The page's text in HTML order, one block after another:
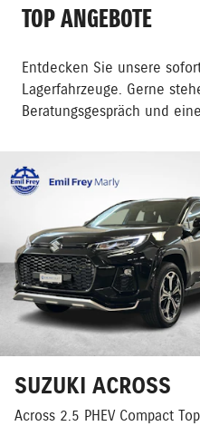
TOP ANGEBOTE
Entdecken Sie unsere
Lagerfahrzeuge. Gerne
Beratungsgespräch und
SUZUKI ACROSS
Across 2.5 PHEV Compact